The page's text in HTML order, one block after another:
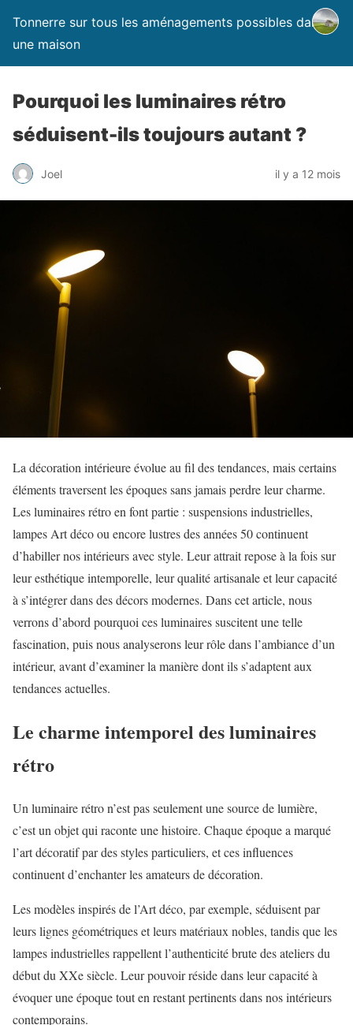
Tonnerre sur tous les aménagements possibles dans
une maison
Pourquoi les luminaires rétro
séduisent-ils toujours autant ?
Joel il y a 12 mois
La décoration intérieure évolue au fil des tendances, mais certains
éléments traversent les époques sans jamais perdre leur charme.
Les luminaires rétro en font partie : suspensions industrielles,
lampes Art déco ou encore lustres des années 50 continuent
d’habiller nos intérieurs avec style. Leur attrait repose à la fois sur
leur esthétique intemporelle, leur qualité artisanale et leur capacité
à s’intégrer dans des décors modernes. Dans cet article, nous
verrons d’abord pourquoi ces luminaires suscitent une telle
fascination, puis nous analyserons leur rôle dans l’ambiance d’un
intérieur, avant d’examiner la manière dont ils s’adaptent aux
tendances actuelles.
Le charme intemporel des luminaires
rétro
Un luminaire rétro n’est pas seulement une source de lumière,
c’est un objet qui raconte une histoire. Chaque époque a marqué
l’art décoratif par des styles particuliers, et ces influences
continuent d’enchanter les amateurs de décoration.
Les modèles inspirés de l’Art déco, par exemple, séduisent par
leurs lignes géométriques et leurs matériaux nobles, tandis que les
lampes industrielles rappellent l’authenticité brute des ateliers du
début du XXe siècle. Leur pouvoir réside dans leur capacité à
évoquer une époque tout en restant pertinents dans nos intérieurs
contemporains.